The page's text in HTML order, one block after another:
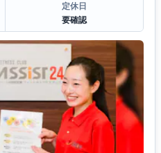
定休日
要確認